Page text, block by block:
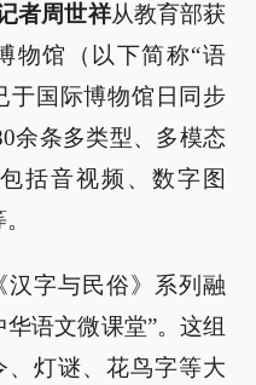
者周世祥从教育部获
物馆（以下简称“语
于国际博物馆日同步
余条多类型、多模态
括音视频、数字图
汉字与民俗》系列融
语文微课堂”。这组
灯谜、花鸟字等大